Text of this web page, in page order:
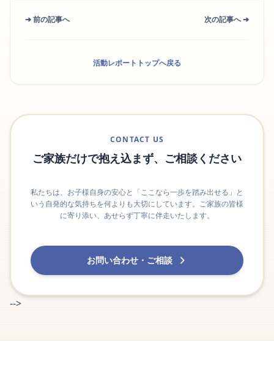
➔ 前の記事へ 次の記事へ ➔
活動レポートトップへ戻る
CONTACT US
ご家族だけで抱え込まず、ご相談ください
私たちは、お子様自身の安心と「ここなら一歩を踏み出せる」と
いう自発的な気持ちを何よりも大切にしています。ご家族の皆様
に寄り添い、あせらず丁寧に伴走いたします。
お問い合わせ・ご相談
-->